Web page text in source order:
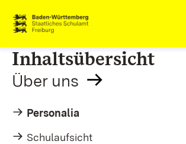
Zum Inhalt springen
Link zur Startseite
Inhaltsübersicht
Über uns
Personalia
Schulaufsicht